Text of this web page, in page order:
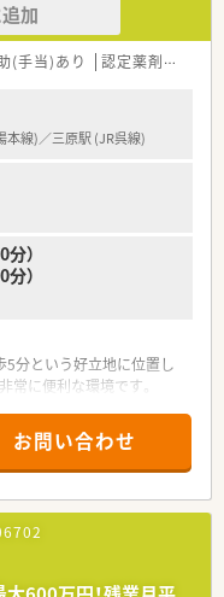
プライム上場グループ企
。
事業を通じて地域医療への
経験やスキルを考慮して年
グループならではの手厚い
も豊富で、ライフステージ
加
(手当)あり 認定薬剤師取得支援あり
本線)／三原駅 (JR呉線)
）
）
分という好立地に位置し
常に便利な環境です。
応需しています。
師は常勤4名とパート1名
手厚い人員体制です。
を提供するため、将来を
の増員募集を行います。
に挑戦できる方や、自身の
お問い合わせ